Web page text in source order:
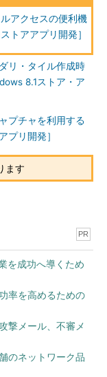
アクセスの便利機
トアアプリ開発］
リ・タイル作成時
8.1ストア・ア
プチャを利用する
プリ開発］
ます
PR
を成功へ導くため
率を高めるための
撃メール、不審メ
のネットワーク品